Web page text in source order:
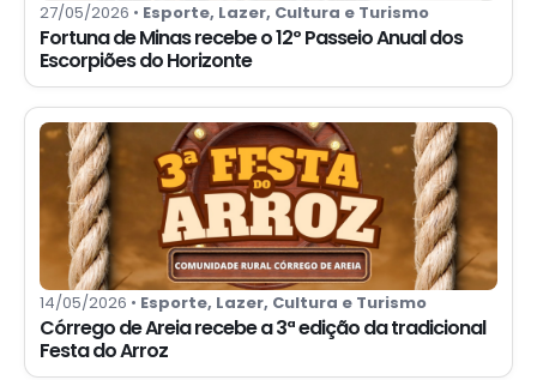
27/05/2026 • Esporte, Lazer, Cultura e Turismo
Fortuna de Minas recebe o 12º Passeio Anual dos
Escorpiões do Horizonte
14/05/2026 • Esporte, Lazer, Cultura e Turismo
Córrego de Areia recebe a 3ª edição da tradicional
Festa do Arroz